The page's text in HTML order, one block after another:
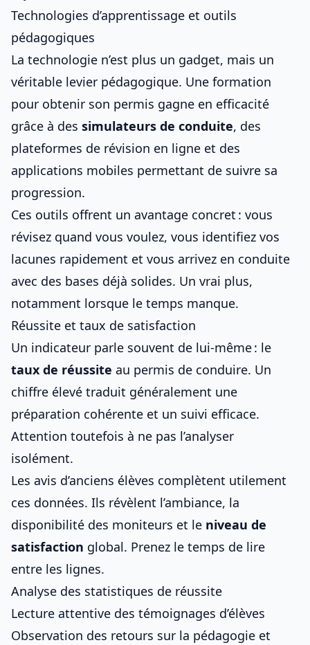
Technologies d’apprentissage et outils
pédagogiques
La technologie n’est plus un gadget, mais un
véritable levier pédagogique. Une formation
pour obtenir son permis gagne en efficacité
grâce à des simulateurs de conduite, des
plateformes de révision en ligne et des
applications mobiles permettant de suivre sa
progression.
Ces outils offrent un avantage concret : vous
révisez quand vous voulez, vous identifiez vos
lacunes rapidement et vous arrivez en conduite
avec des bases déjà solides. Un vrai plus,
notamment lorsque le temps manque.
Réussite et taux de satisfaction
Un indicateur parle souvent de lui-même : le
taux de réussite au permis de conduire. Un
chiffre élevé traduit généralement une
préparation cohérente et un suivi efficace.
Attention toutefois à ne pas l’analyser
isolément.
Les avis d’anciens élèves complètent utilement
ces données. Ils révèlent l’ambiance, la
disponibilité des moniteurs et le niveau de
satisfaction global. Prenez le temps de lire
entre les lignes.
Analyse des statistiques de réussite
Lecture attentive des témoignages d’élèves
Observation des retours sur la pédagogie et